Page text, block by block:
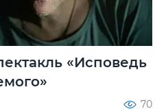
«Исповедь
70